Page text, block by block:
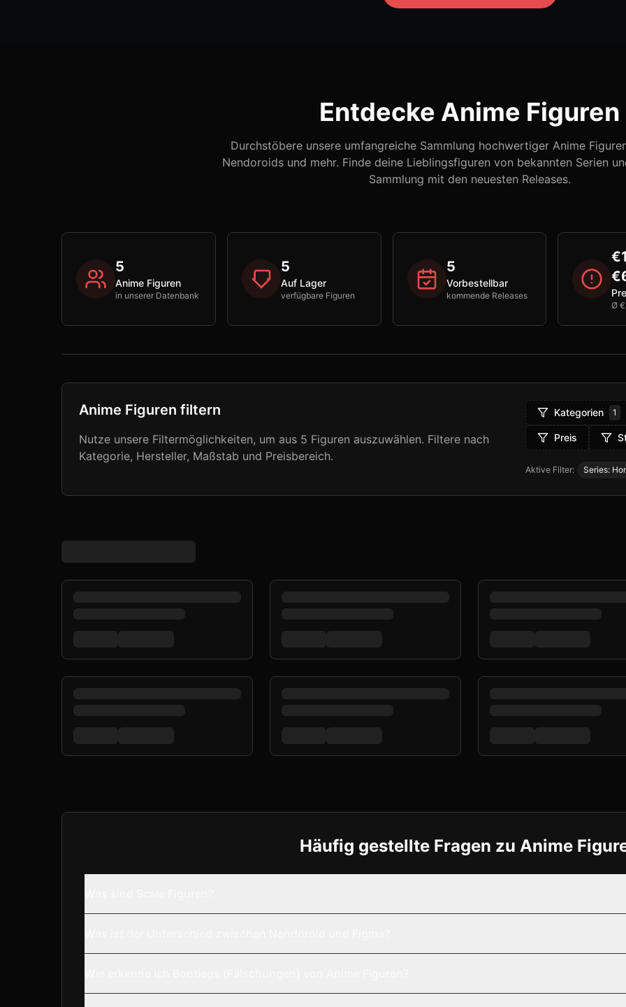
Entdecke Anime Figuren
Durchstöbere unsere umfangreiche Sammlung hochwertiger Anime
Nendoroids und mehr. Finde deine Lieblingsfiguren von bekannten Serien
Sammlung mit den neuesten Releases.
5
Anime Figuren
in unserer Datenbank
5
Auf Lager
verfügbare Figuren
5
Vorbestellbar
kommende Releases
Ø
Anime Figuren filtern
Nutze unsere Filtermöglichkeiten, um aus 5 Figuren auszuwählen. Filtere nach
Kategorie, Hersteller, Maßstab und Preisbereich.
Kategorien 1
Preis
Aktive Filter: Series:
Häufig gestellte Fragen zu Anime